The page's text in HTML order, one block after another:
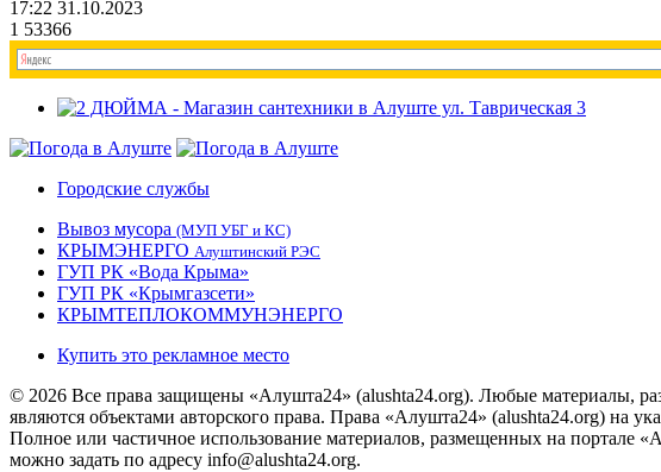
17:22 31.10.2023
1 53366
Городские службы
Вывоз мусора (МУП УБГ и КС)
КРЫМЭНЕРГО Алуштинский РЭС
ГУП РК «Вода Крыма»
ГУП РК «Крымгазсети»
КРЫМТЕПЛОКОММУНЭНЕРГО
Купить это рекламное место
© 2026 Все права защищены «Алушта24» (alushta24.org). Любые материалы,
являются объектами авторского права. Права «Алушта24» (alushta24.org) на
Полное или частичное использование материалов, размещенных на портале
можно задать по адресу info@alushta24.org.